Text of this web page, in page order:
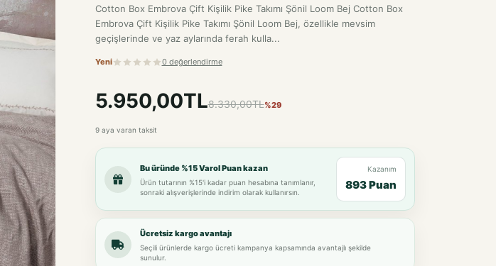
Cotton Box Embrova Çift Kişilik Pike Takımı Şönil Loom Bej Cotton Box
Embrova Çift Kişilik Pike Takımı Şönil Loom Bej, özellikle mevsim
geçişlerinde ve yaz aylarında ferah kulla...
Yeni 0 değerlendirme
5.950,00TL8.330,00TL%29
9 aya varan taksit
Bu üründe %15 Varol Puan kazan
Ürün tutarının %15'i kadar puan hesabına tanımlanır,
sonraki alışverişlerinde indirim olarak kullanırsın.
Kazanım
893 Puan
Ücretsiz kargo avantajı
Seçili ürünlerde kargo ücreti kampanya kapsamında avantajlı şekilde
sunulur.